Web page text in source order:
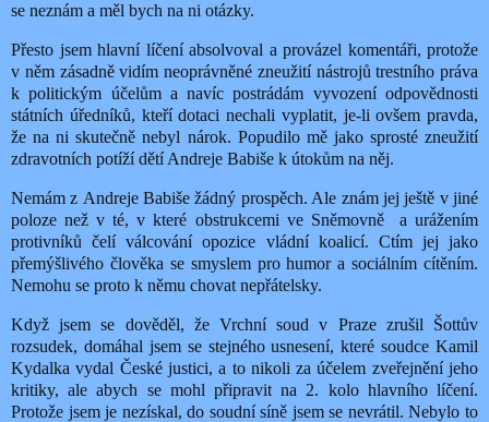
se neznám a měl bych na ni otázky.
Přesto jsem hlavní líčení absolvoval a provázel komentáři, protože
v něm zásadně vidím neoprávněné zneužití nástrojů trestního práva
k politickým účelům a navíc postrádám vyvození odpovědnosti
státních úředníků, kteří dotaci nechali vyplatit, je-li ovšem pravda,
že na ni skutečně nebyl nárok. Popudilo mě jako sprosté zneužití
zdravotních potíží dětí Andreje Babiše k útokům na něj.
Nemám z Andreje Babiše žádný prospěch. Ale znám jej ještě v jiné
poloze než v té, v které obstrukcemi ve Sněmovně
a urážením
protivníků čelí válcování opozice vládní koalicí. Ctím jej jako
přemýšlivého člověka se smyslem pro humor a sociálním cítěním.
Nemohu se proto k němu chovat nepřátelsky.
Když jsem se dověděl, že Vrchní soud v Praze zrušil Šottův
rozsudek, domáhal jsem se stejného usnesení, které soudce Kamil
Kydalka vydal České justici, a to nikoli za účelem zveřejnění jeho
kritiky, ale abych se mohl připravit na 2. kolo hlavního líčení.
Protože jsem je nezískal, do soudní síně jsem se nevrátil. Nebylo to